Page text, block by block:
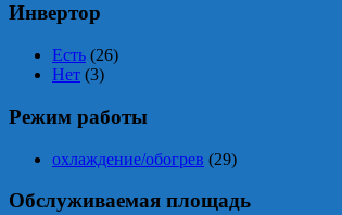
Инвертор
Есть (26)
Нет (3)
Режим работы
охлаждение/обогрев (29)
Обслуживаемая площадь